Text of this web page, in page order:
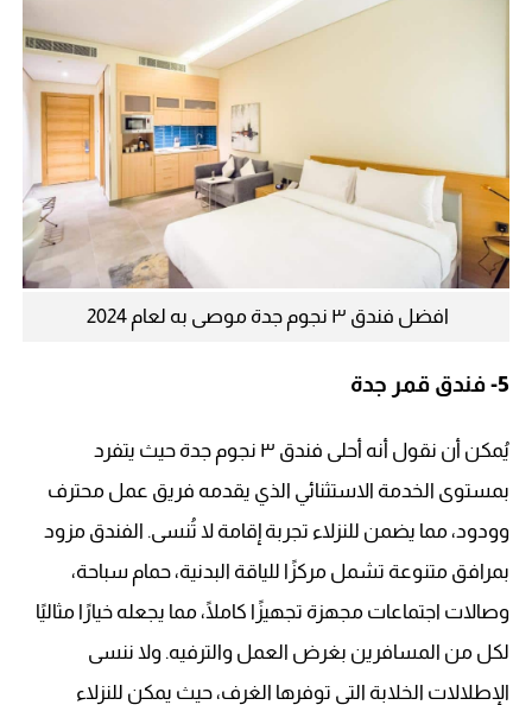
افضل فندق ٣ نجوم جدة موصى به لعام 2024
5- فندق قمر جدة
يُمكن أن نقول أنه أحلى فندق ٣ نجوم جدة حيث يتفرد
بمستوى الخدمة الاستثنائي الذي يقدمه فريق عمل محترف
وودود، مما يضمن للنزلاء تجربة إقامة لا تُنسى. الفندق مزود
بمرافق متنوعة تشمل مركزًا للياقة البدنية، حمام سباحة،
وصالات اجتماعات مجهزة تجهيزًا كاملًا، مما يجعله خيارًا مثاليًا
لكل من المسافرين بغرض العمل والترفيه. ولا ننسى
الإطلالات الخلابة التي توفرها الغرف، حيث يمكن للنزلاء